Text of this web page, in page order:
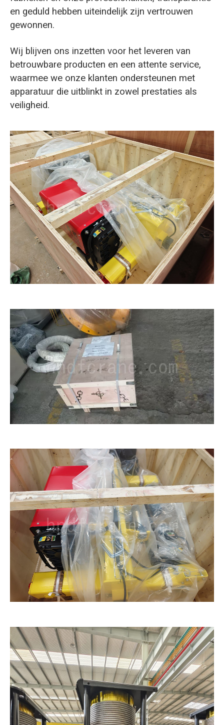
en geduld hebben uiteindelijk zijn vertrouwen
gewonnen.
Wij blijven ons inzetten voor het leveren van
betrouwbare producten en een attente service,
waarmee we onze klanten ondersteunen met
apparatuur die uitblinkt in zowel prestaties als
veiligheid.